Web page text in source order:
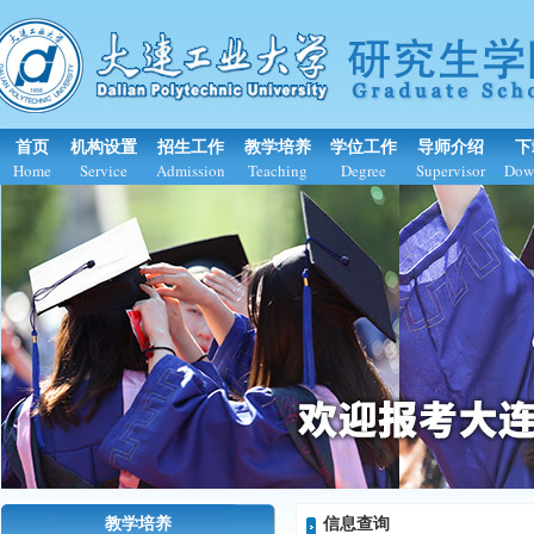
首页
Home
机构设置
Service
招生工作
Admission
教学培养
Teaching
学位工作
Degree
导师介绍
Supervisor
教学培养 信息查询